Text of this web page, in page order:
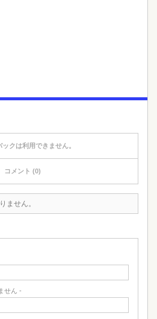
ックは利用できません。
コメント (0)
ません。
せん -